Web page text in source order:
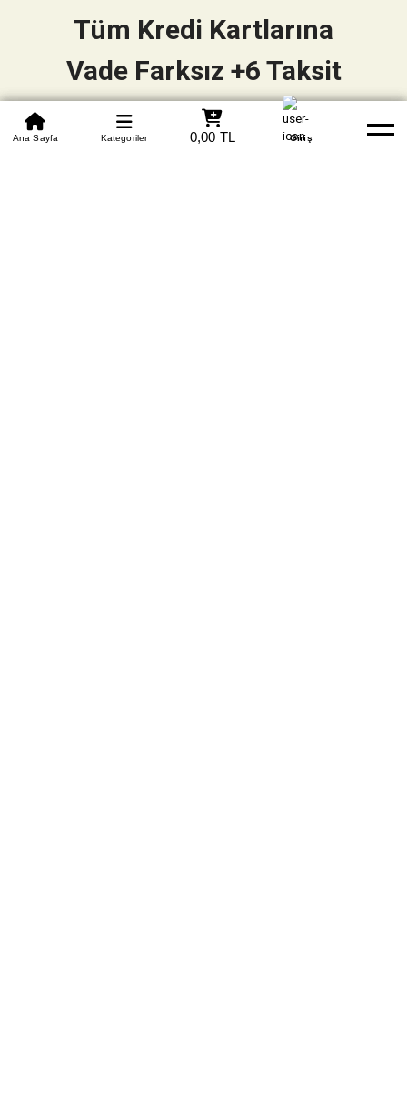
0850 305 09 70
Beden Tablosu Banka Hesapları Whatsapp Yardım
Ana Sayfa Kategoriler 0,00 TL Giriş
Tüm Kredi Kartlarına
Vade Farksız +6 Taksit